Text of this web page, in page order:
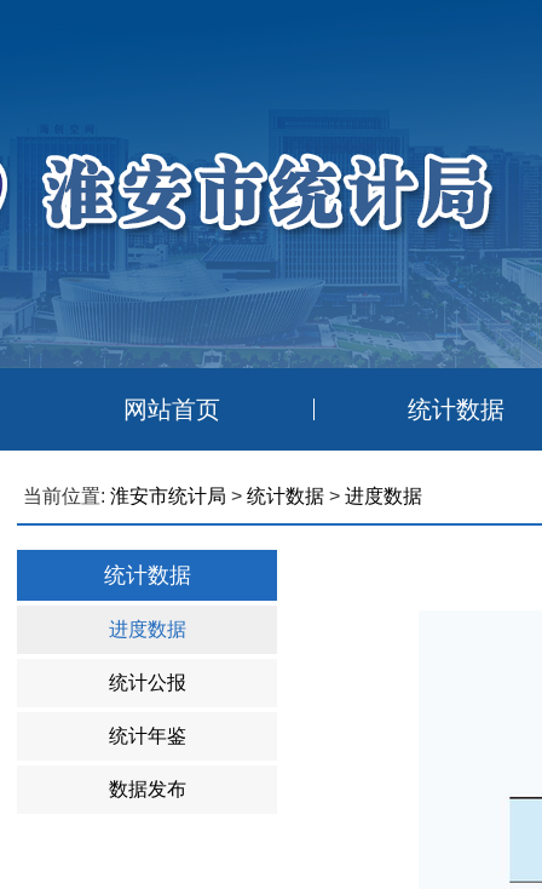
网站首页 统计数据
当前位置: 淮安市统计局 > 统计数据 > 进度数据
统计数据
进度数据
统计公报
统计年鉴
数据发布